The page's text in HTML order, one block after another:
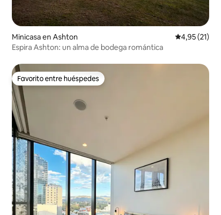
Minicasa en Ashton Calificación
4,95 (21)
Espira Ashton: un alma de bodega romántica
Favorito entre huéspedes
Favorito entre huéspedes